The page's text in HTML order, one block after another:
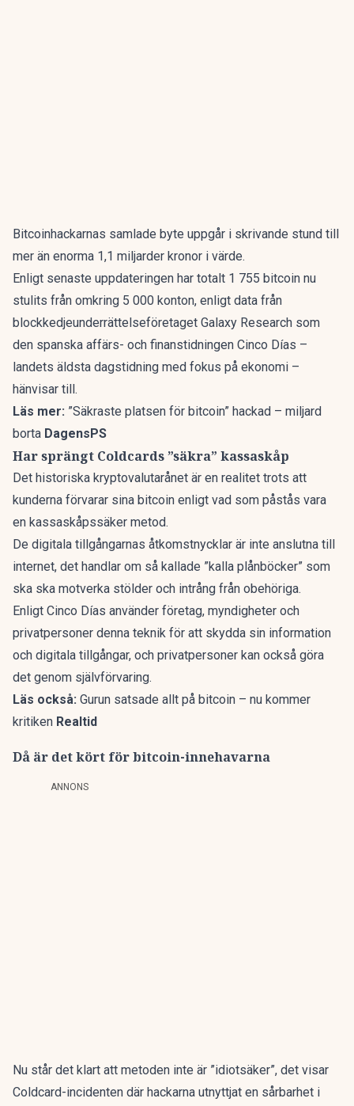
Bitcoinhackarnas samlade byte uppgår i skrivande stund till
mer än enorma 1,1 miljarder kronor i värde.
Enligt senaste uppdateringen har totalt 1 755 bitcoin nu
stulits från omkring 5 000 konton, enligt data från
blockkedjeunderrättelseföretaget Galaxy Research som
den spanska affärs- och finanstidningen Cinco Días –
landets äldsta dagstidning med fokus på ekonomi –
hänvisar till.
Läs mer: ”Säkraste platsen för bitcoin” hackad – miljard
borta DagensPS
Har sprängt Coldcards ”säkra” kassaskåp
Det historiska kryptovalutarånet är en realitet trots att
kunderna förvarar sina bitcoin enligt vad som påstås vara
en kassaskåpssäker metod.
De digitala tillgångarnas åtkomstnycklar är inte anslutna till
internet, det handlar om så kallade ”kalla plånböcker” som
ska ska motverka stölder och intrång från obehöriga.
Enligt Cinco Días använder företag, myndigheter och
privatpersoner denna teknik för att skydda sin information
och digitala tillgångar, och privatpersoner kan också göra
det genom självförvaring.
Läs också: Gurun satsade allt på bitcoin – nu kommer
kritiken Realtid
Då är det kört för bitcoin-innehavarna
ANNONS
Nu står det klart att metoden inte är ”idiotsäker”, det visar
Coldcard-incidenten där hackarna utnyttjat en sårbarhet i